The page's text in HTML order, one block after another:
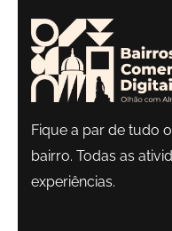
Fique a par de tudo
bairro. Todas as
experiências.